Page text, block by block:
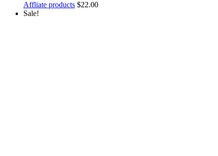
Affliate products $22.00
Sale!